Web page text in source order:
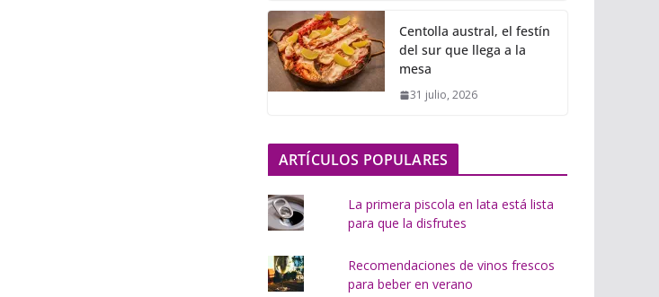
g
a
n
d
.
.
Centolla austral, el festín
del sur que llega a la
mesa
31 julio, 2026
ARTÍCULOS POPULARES
La primera piscola en lata está lista
para que la disfrutes
Recomendaciones de vinos frescos
para beber en verano